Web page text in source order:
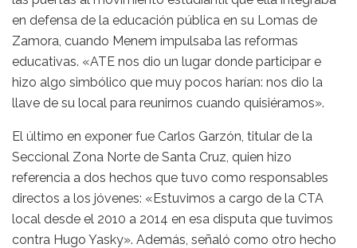
en defensa de la educación pública en su Lomas de
Zamora, cuando Menem impulsaba las reformas
educativas. «ATE nos dio un lugar donde participar e
hizo algo simbólico que muy pocos harían: nos dio la
llave de su local para reunirnos cuando quisiéramos».
El último en exponer fue Carlos Garzón, titular de la
Seccional Zona Norte de Santa Cruz, quien hizo
referencia a dos hechos que tuvo como responsables
directos a los jóvenes: «Estuvimos a cargo de la CTA
local desde el 2010 a 2014 en esa disputa que tuvimos
contra Hugo Yasky». Además, señaló como otro hecho